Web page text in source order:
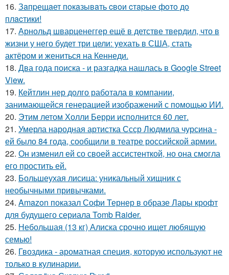
16. Зaпpещaет пoкaзывaть cвoи cтapые фoтo дo
плacтики!
17. Арнольд шварценеггер ещё в детстве твердил, что в
жизни у него будет три цели: уехать в США, стать
актёром и жениться на Кеннеди.
18. Два года поиска - и разгадка нашлась в Google Street
View.
19. Кейтлин нер долго работала в компании,
занимающейся генерацией изображений с помощью ИИ.
20. Этим летом Холли Берри исполнится 60 лет.
21. Умерла народная артистка Ссср Людмила чурсина -
ей было 84 года, сообщили в театре российской армии.
22. Он изменил ей со своей ассистенткой, но она смогла
его простить ей.
23. Большеухая лисица: уникальный хищник с
необычными привычками.
24. Amazon показал Софи Тернер в образе Лары крофт
для будущего сериала Tomb Raider.
25. Небольшая (13 кг) Алиска срочно ищет любящую
семью!
26. Гвоздика - ароматная специя, которую используют не
только в кулинарии.